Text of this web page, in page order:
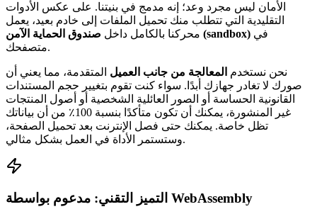
الأمان ليس مجرد وعد؛ إنه مدمج في بنيتنا. على عكس الأدوات
التقليدية التي تتطلب منك تحميل الملفات إلى خادم بعيد، يعمل
محركنا بالكامل داخل صندوق الحماية الآمن (sandbox)
متصفحك.
نحن نستخدم المعالجة من جانب العميل المتقدمة، مما يعني أن
صورك لا تغادر جهازك أبدًا. سواء كنت تقوم بتغيير حجم المستندات
القانونية الحساسة أو الصور العائلية الشخصية أو أصول المنتجات
غير المنشورة، يمكنك أن تكون متأكدًا بنسبة 100٪ من أن بياناتك
تظل خاصة. يمكنك حتى فصل الإنترنت بعد تحميل الصفحة،
وستستمر الأداة في العمل بشكل مثالي.
التميز التقني: مدعوم بواسطة WebAssembly